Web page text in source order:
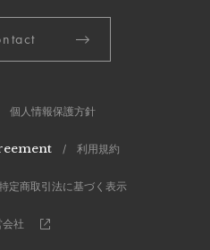
個人情報保護方針
/ 利用規約
商取引法に基づく表示
社